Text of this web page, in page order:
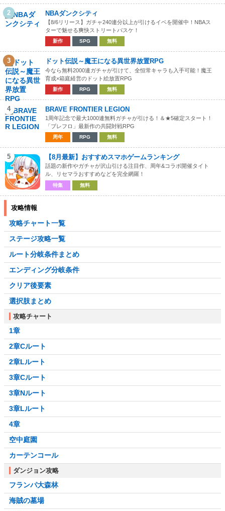
2 NBAダンクシティ
【8/6リリース】ガチャ240連分以上が引けるイベを開催中！NBAス
ターで魅せる爽快ストリートバスケ！
新作 SPG 無料
3 ドット伝説～魔王になる異世界放置RPG
今なら無料2000連ガチャが引けて、全恒常キャラも入手可能！魔王
育成×箱庭経営のドット絵放置RPG
新作 RPG 無料
4 BRAVE FRONTIER LEGION
1周年記念で最大1000連無料ガチャが引ける！＆★5確定スタート！
「ブレフロ」最新作の共闘対戦RPG
周年 RPG 無料
5 【8月最新】おすすめスマホゲームランキング
話題の新作やガチャが沢山引ける注目作、周年&コラボ開催タイト
ル、リセマラおすすめなどを完全網羅！
特集 無料
攻略情報
攻略チャート一覧
ステージ攻略一覧
ルート分岐条件まとめ
エンディング分岐条件
クリア後要素
選択肢まとめ
攻略チャート
1章
2章Cルート
2章Lルート
3章Cルート
3章Nルート
3章Lルート
4章
空中庭園
カーテンコール
ダンジョン攻略
フランパ大森林
海賊の墓場